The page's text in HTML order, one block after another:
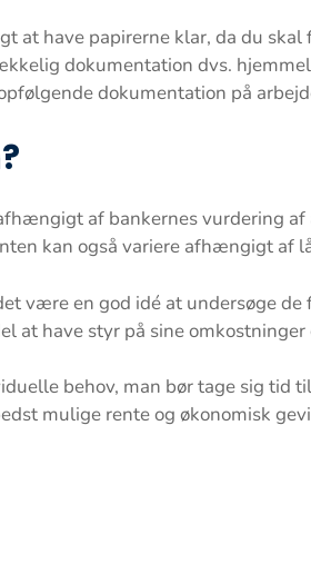
at have papirerne klar, da du
dokumentation dvs.
dokumentation på
af bankernes vurdering
kan også variere afhængigt af
være en god idé at undersøge de
at have styr på sine
behov, man bør tage sig tid
mulige rente og økonomisk